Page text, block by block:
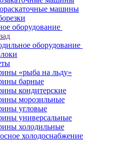
машины
оборудование
оборудование
«рыба на льду»
барные
кондитерские
морозильные
угловые
универсальные
холодильные
холодоснабжение